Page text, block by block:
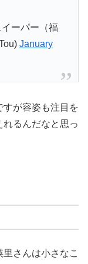
ーパー（福
January
すが容姿も注目を
るんだなと思っ
さんは小さなこ